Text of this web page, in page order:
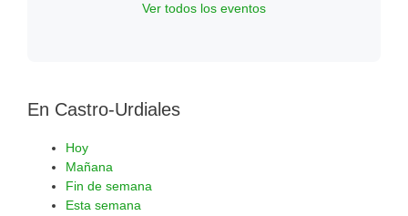
Ver todos los eventos
En Castro-Urdiales
Hoy
Mañana
Fin de semana
Esta semana